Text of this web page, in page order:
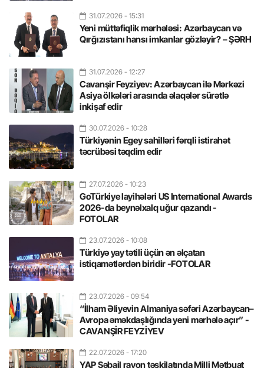
31.07.2026 - 15:31
Yeni müttəfiqlik mərhələsi: Azərbaycan və
Qırğızıstanı hansı imkanlar gözləyir? – ŞƏRH
31.07.2026 - 12:27
Cavanşir Feyziyev: Azərbaycan ilə Mərkəzi
Asiya ölkələri arasında əlaqələr sürətlə
inkişaf edir
30.07.2026 - 10:28
Türkiyənin Egey sahilləri fərqli istirahət
təcrübəsi təqdim edir
27.07.2026 - 10:23
GoTürkiye layihələri US International Awards
2026-da beynəlxalq uğur qazandı -
FOTOLAR
23.07.2026 - 10:08
Türkiyə yay tətili üçün ən əlçatan
istiqamətlərdən biridir -FOTOLAR
23.07.2026 - 09:54
“İlham Əliyevin Almaniya səfəri Azərbaycan–
Avropa əməkdaşlığında yeni mərhələ açır” -
CAVANŞİR FEYZİYEV
22.07.2026 - 17:20
YAP Səbail rayon təşkilatında Milli Mətbuat